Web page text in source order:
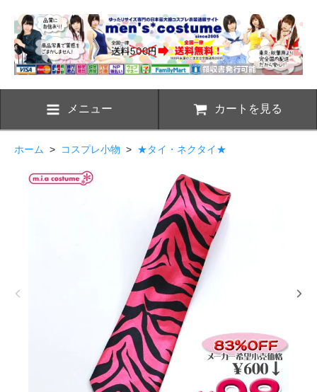
メニュー カートを見る
ホーム > コスプレ小物 > ★タイ・ネクタイ★